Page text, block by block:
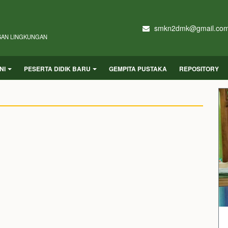
LINGKUNGAN
PESERTA DIDIK BARU GEMPITA PUSTAKA REPOSITORY